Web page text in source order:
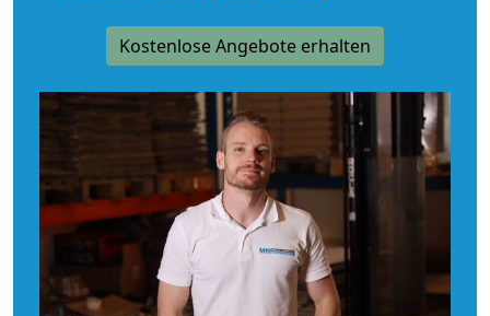
Kostenlose Angebote erhalten